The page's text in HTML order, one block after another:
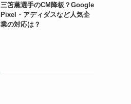
三笘薫選手のCM降板？Google
Pixel・アディダスなど人気企
業の対応は？